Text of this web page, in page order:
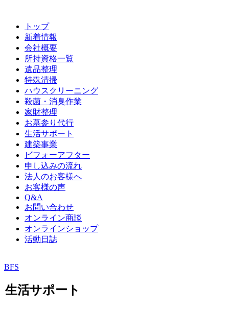
トップ
新着情報
会社概要
所持資格一覧
遺品整理
特殊清掃
ハウスクリーニング
殺菌・消臭作業
家財整理
お墓参り代行
生活サポート
建築事業
ビフォーアフター
申し込みの流れ
法人のお客様へ
お客様の声
Q&A
お問い合わせ
オンライン商談
オンラインショップ
活動日誌
BFS
生活サポート